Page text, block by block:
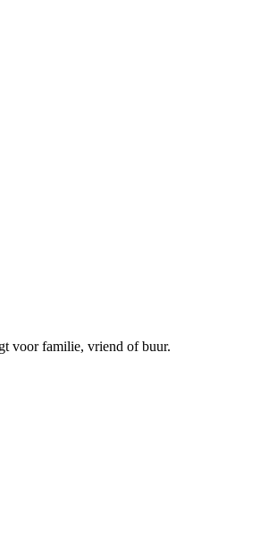
voor familie, vriend of buur.